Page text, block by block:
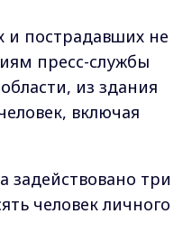
пострадавших не
пресс-службы
из здания
включая
задействовано три
человек личного